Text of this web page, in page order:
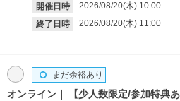
開催日時 2026/08/20(木) 10:00
終了日時
2026/08/20(木) 11:00
オンライン 【少人数限定/参加特典
まだ余裕あり